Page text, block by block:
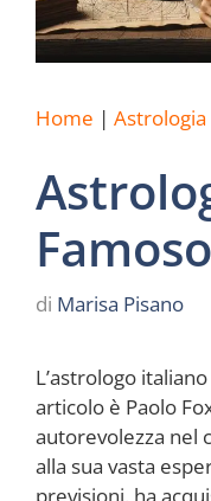
Home | Astrologia
Famoso
di Marisa Pisano
L’astrologo
articolo è Paolo
autorevolezza nel
alla sua vasta